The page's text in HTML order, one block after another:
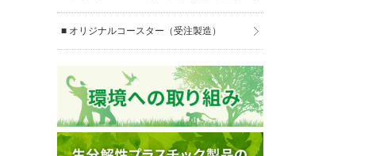
■ オリジナルコースター（受注製造）